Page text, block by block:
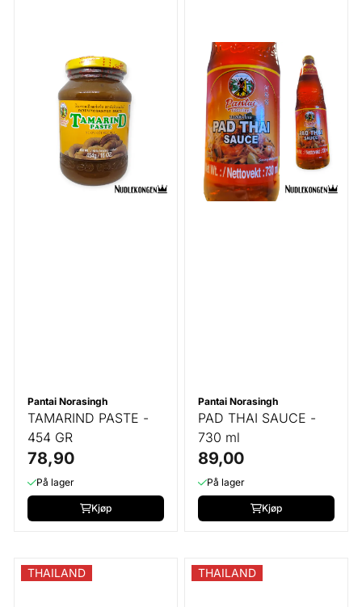
Pantai Norasingh
TAMARIND PASTE -
454 GR
78,90
På lager
Kjøp
Pantai Norasingh
PAD THAI SAUCE -
730 ml
89,00
På lager
Kjøp
THAILAND THAILAND